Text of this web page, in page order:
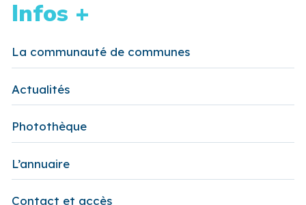
Infos +
La communauté de communes
Actualités
Photothèque
L’annuaire
Contact et accès